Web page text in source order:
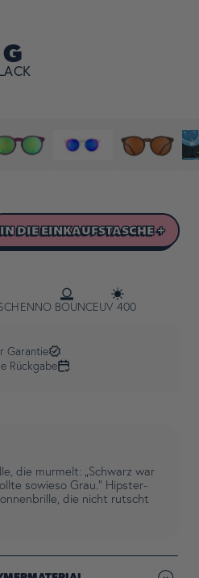
IN DIE EINKAUFSTASCHE +
NO BOUNCEUV 400
Garantie
Rückgabe
die murmelt: „Schwarz war
sowieso Grau.“ Hipster-
die nicht rutscht